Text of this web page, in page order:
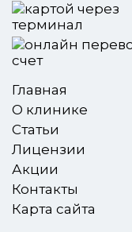
Главная
О клинике
Статьи
Лицензии
Акции
Контакты
Карта сайта